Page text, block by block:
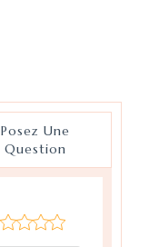
Posez Une
Question